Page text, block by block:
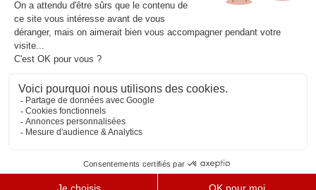
En vous inscrivant à notre newsletter, vous acceptez notre
confidentialité.
Retrouvons-nous sur